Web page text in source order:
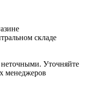
складе
Уточняйте
менеджеров